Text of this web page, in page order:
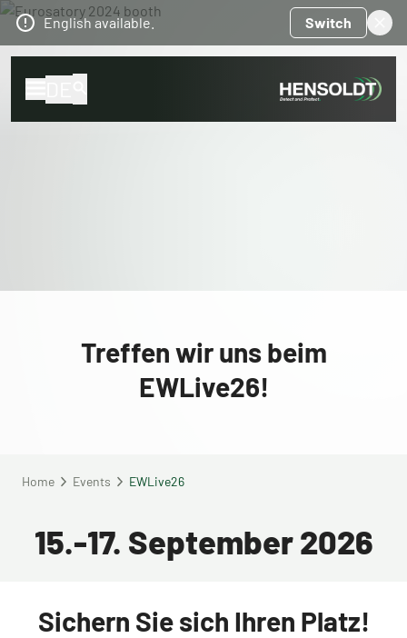
English available. Switch
Treffen wir uns beim
EWLive26!
Home Events EWLive26
15.-17. September 2026
Sichern Sie sich Ihren Platz!